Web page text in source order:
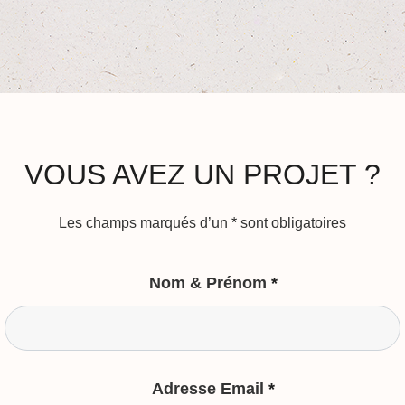
VOUS AVEZ UN PROJET ?
Les champs marqués d’un * sont obligatoires
Nom & Prénom *
Adresse Email *